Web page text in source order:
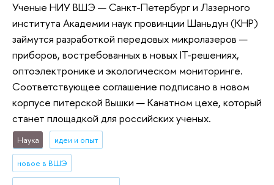
Ученые НИУ ВШЭ — Санкт-Петербург и Лазерного
института Академии наук провинции Шаньдун (КНР)
займутся разработкой передовых микролазеров —
приборов, востребованных в новых IT-решениях,
оптоэлектронике и экологическом мониторинге.
Соответствующее соглашение подписано в новом
корпусе питерской Вышки — Канатном цехе, который
станет площадкой для российских ученых.
Наука идеи и опыт
новое в ВШЭ